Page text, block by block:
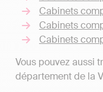
Cabinets
Cabinets
Cabinets
Vous pouvez aussi
département de la